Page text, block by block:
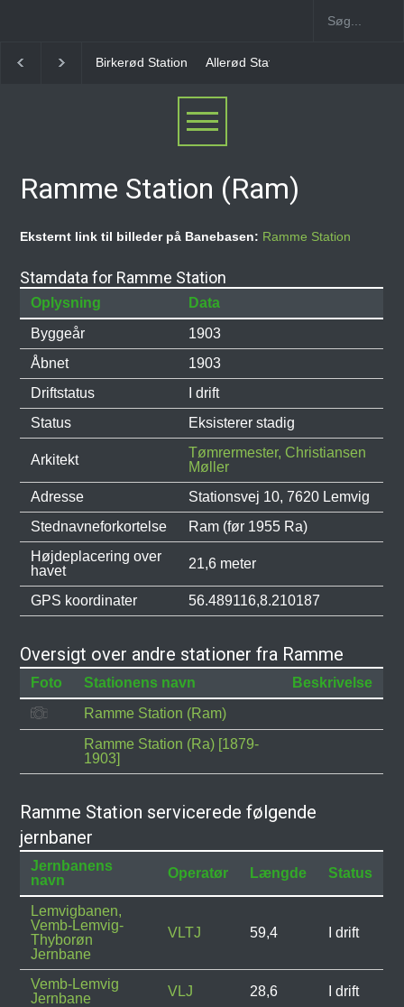
Allerød Station Favrholm Station
Ramme Station (Ram)
Eksternt link til billeder på Banebasen: Ramme Station
Stamdata for Ramme Station
Oplysning
Data
Byggeår
1903
Åbnet
1903
Driftstatus
I drift
Status
Eksisterer stadig
Arkitekt
Tømrermester, Christiansen
Møller
Adresse
Stationsvej 10, 7620 Lemvig
Stednavneforkortelse
Ram (før 1955 Ra)
Højdeplacering over
havet
21,6 meter
GPS koordinater 56.489116,8.210187
Oversigt over andre stationer fra Ramme
Foto Stationens navn
Beskrivelse
Ramme Station (Ram)
Ramme Station (Ra) [1879-
1903]
Ramme Station servicerede følgende
jernbaner
Jernbanens
navn
Operatør Længde Status
Lemvigbanen,
Vemb-Lemvig-
Thyborøn
Jernbane
VLTJ 59,4 I drift
Vemb-Lemvig
Jernbane
VLJ 28,6 I drift